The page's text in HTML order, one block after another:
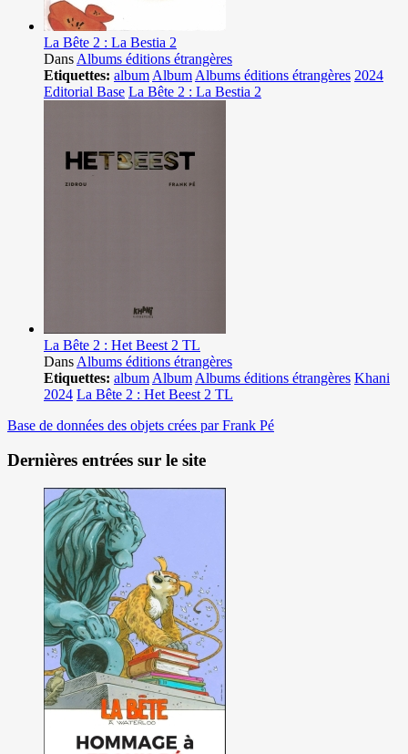
La Bête 2 : La Bestia 2
Dans Albums éditions étrangères
Etiquettes: album Album Albums éditions étrangères 2024
Editorial Base La Bête 2 : La Bestia 2
La Bête 2 : Het Beest 2 TL
Dans Albums éditions étrangères
Etiquettes: album Album Albums éditions étrangères Khani
2024 La Bête 2 : Het Beest 2 TL
Base de données des objets crées par Frank Pé
Dernières entrées sur le site